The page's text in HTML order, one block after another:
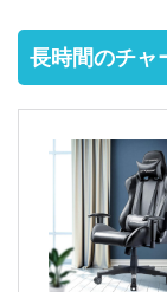
長時間のチャ